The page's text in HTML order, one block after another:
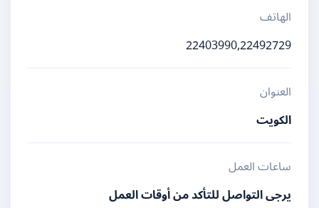
الهاتف
22403990,22492729
العنوان
الكويت
ساعات العمل
يرجى التواصل للتأكد من أوقات العمل